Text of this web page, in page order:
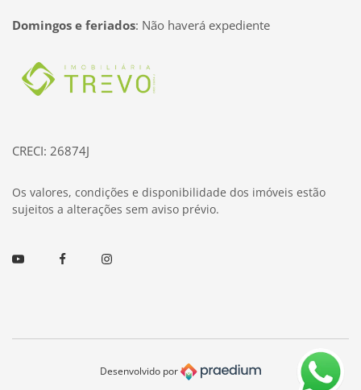
Domingos e feriados: Não haverá expediente
Página inicial
CRECI: 26874J
Os valores, condições e disponibilidade dos imóveis estão
sujeitos a alterações sem aviso prévio.
Youtube FacebookInstagram
Desenvolvido por